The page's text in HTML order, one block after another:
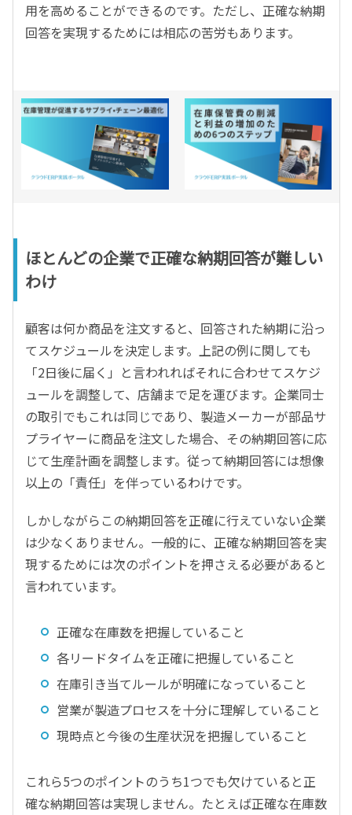
用を高めることができるのです。ただし、正確な納期
回答を実現するためには相応の苦労もあります。
ほとんどの企業で正確な納期回答が難しい
わけ
顧客は何か商品を注文すると、回答された納期に沿っ
てスケジュールを決定します。上記の例に関しても
「2日後に届く」と言われればそれに合わせてスケジ
ュールを調整して、店舗まで足を運びます。企業同士
の取引でもこれは同じであり、製造メーカーが部品サ
プライヤーに商品を注文した場合、その納期回答に応
じて生産計画を調整します。従って納期回答には想像
以上の「責任」を伴っているわけです。
しかしながらこの納期回答を正確に行えていない企業
は少なくありません。一般的に、正確な納期回答を実
現するためには次のポイントを押さえる必要があると
言われています。
正確な在庫数を把握していること
各リードタイムを正確に把握していること
在庫引き当てルールが明確になっていること
営業が製造プロセスを十分に理解していること
現時点と今後の生産状況を把握していること
これら5つのポイントのうち1つでも欠けていると正
確な納期回答は実現しません。たとえば正確な在庫数